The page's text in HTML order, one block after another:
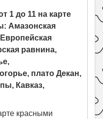
1 до 11 на карте
Амазонская
равнина,
плато Декан,
Кавказ,
красными